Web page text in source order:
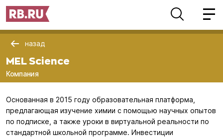
назад
MEL Science
Компания
Основанная в 2015 году образовательная платформа,
предлагающая изучение химии с помощью научных опытов
по подписке, а также уроки в виртуальной реальности по
стандартной школьной программе. Инвестиции